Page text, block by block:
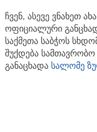
ჩვენ, ასევე ვნახეთ
ოფიციალური
საქმეთა საბჭოს
შუქდება სამთავრობო
განაცხადა სალომე